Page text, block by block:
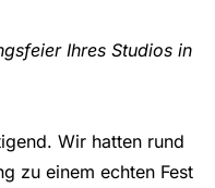
Ihres Studios in
Wir hatten rund
zu einem echten Fest